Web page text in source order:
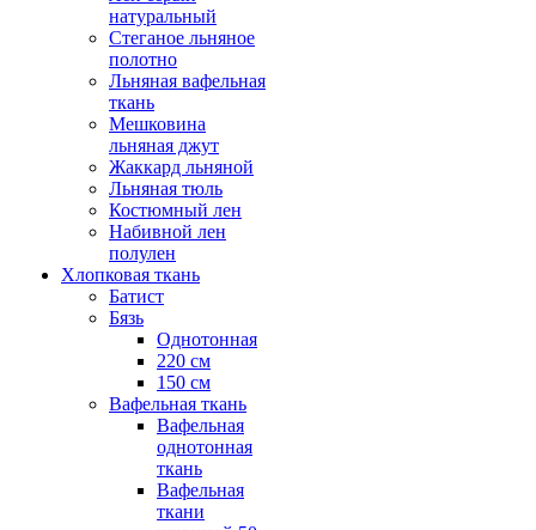
натуральный
Стеганое льняное
полотно
Льняная вафельная
ткань
Мешковина
льняная джут
Жаккард льняной
Льняная тюль
Костюмный лен
Набивной лен
полулен
Хлопковая ткань
Батист
Бязь
Однотонная
220 см
150 см
Вафельная ткань
Вафельная
однотонная
ткань
Вафельная
ткани